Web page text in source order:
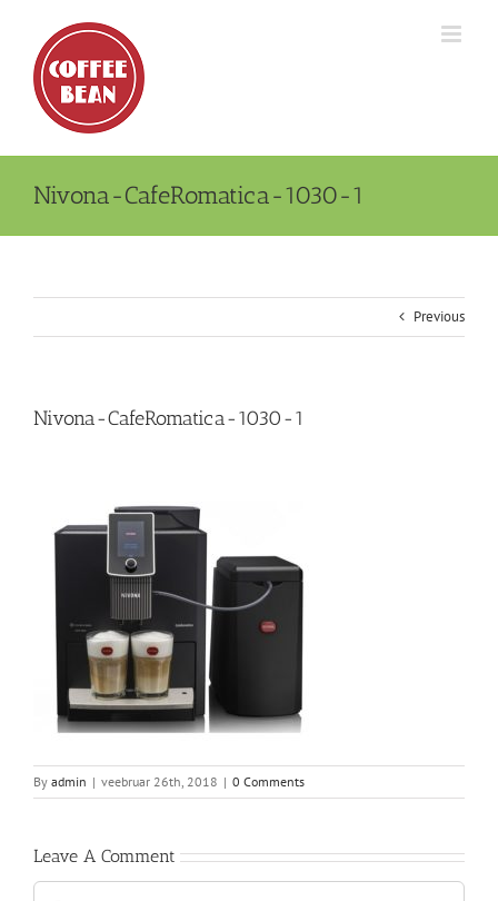
content
Nivona-CafeRomatica-1030-1
Previous
Nivona-CafeRomatica-1030-1
By admin | veebruar 26th, 2018 | 0 Comments
Leave A Comment
Comment